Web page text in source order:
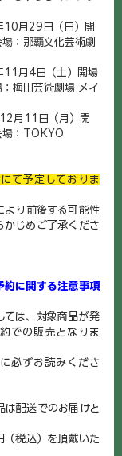
月29日（日）開
：那覇文化芸術劇
月4日（土）開場
梅田芸術劇場 メイ
月11日（月）開
：TOKYO
て予定しておりま
り前後する可能性
かじめご了承くださ
に関する注意事項
は、対象商品が発
での販売となりま
必ずお読みくださ
配送でのお届けと
税込）を頂戴いた